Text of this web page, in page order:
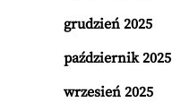
grudzień 2025
październik 2025
wrzesień 2025